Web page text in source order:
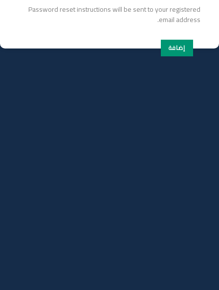
Password reset instructions will be sent to your registered
email address.